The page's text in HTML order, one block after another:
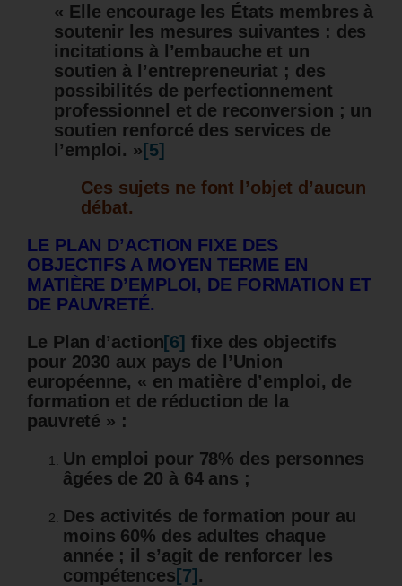
« Elle encourage les États membres à
soutenir les mesures suivantes : des
incitations à l’embauche et un
soutien à l’entrepreneuriat ; des
possibilités de perfectionnement
professionnel et de reconversion ; un
soutien renforcé des services de
l’emploi. » [5]
Ces sujets ne font l’objet d’aucun
débat.
LE PLAN D’ACTION FIXE DES
OBJECTIFS A MOYEN TERME EN
MATIÈRE D’EMPLOI, DE FORMATION ET
DE PAUVRETÉ.
Le Plan d’action[6] fixe des objectifs
pour 2030 aux pays de l’Union
européenne, « en matière d’emploi, de
formation et de réduction de la
pauvreté » :
Un emploi pour 78% des personnes
âgées de 20 à 64 ans ;
Des activités de formation pour au
moins 60% des adultes chaque
année ; il s’agit de renforcer les
compétences [7] .